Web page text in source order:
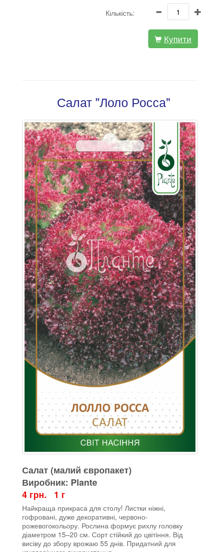
Кількість:
Купити
Салат "Лоло Росса"
Салат (малий європакет)
Виробник: Plante
4 грн. 1 г
Найкраща прикраса для столу! Листки ніжні,
гофровані, дуже декоративні, червоно-
рожевогокольору. Рослина формує рихлу головку
діаметром 15–20 см. Сорт стійкий до цвітіння. Від
висіву до збору врожаю 55 днів. Придатний для